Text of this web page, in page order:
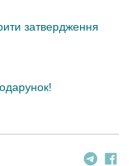
затвердження